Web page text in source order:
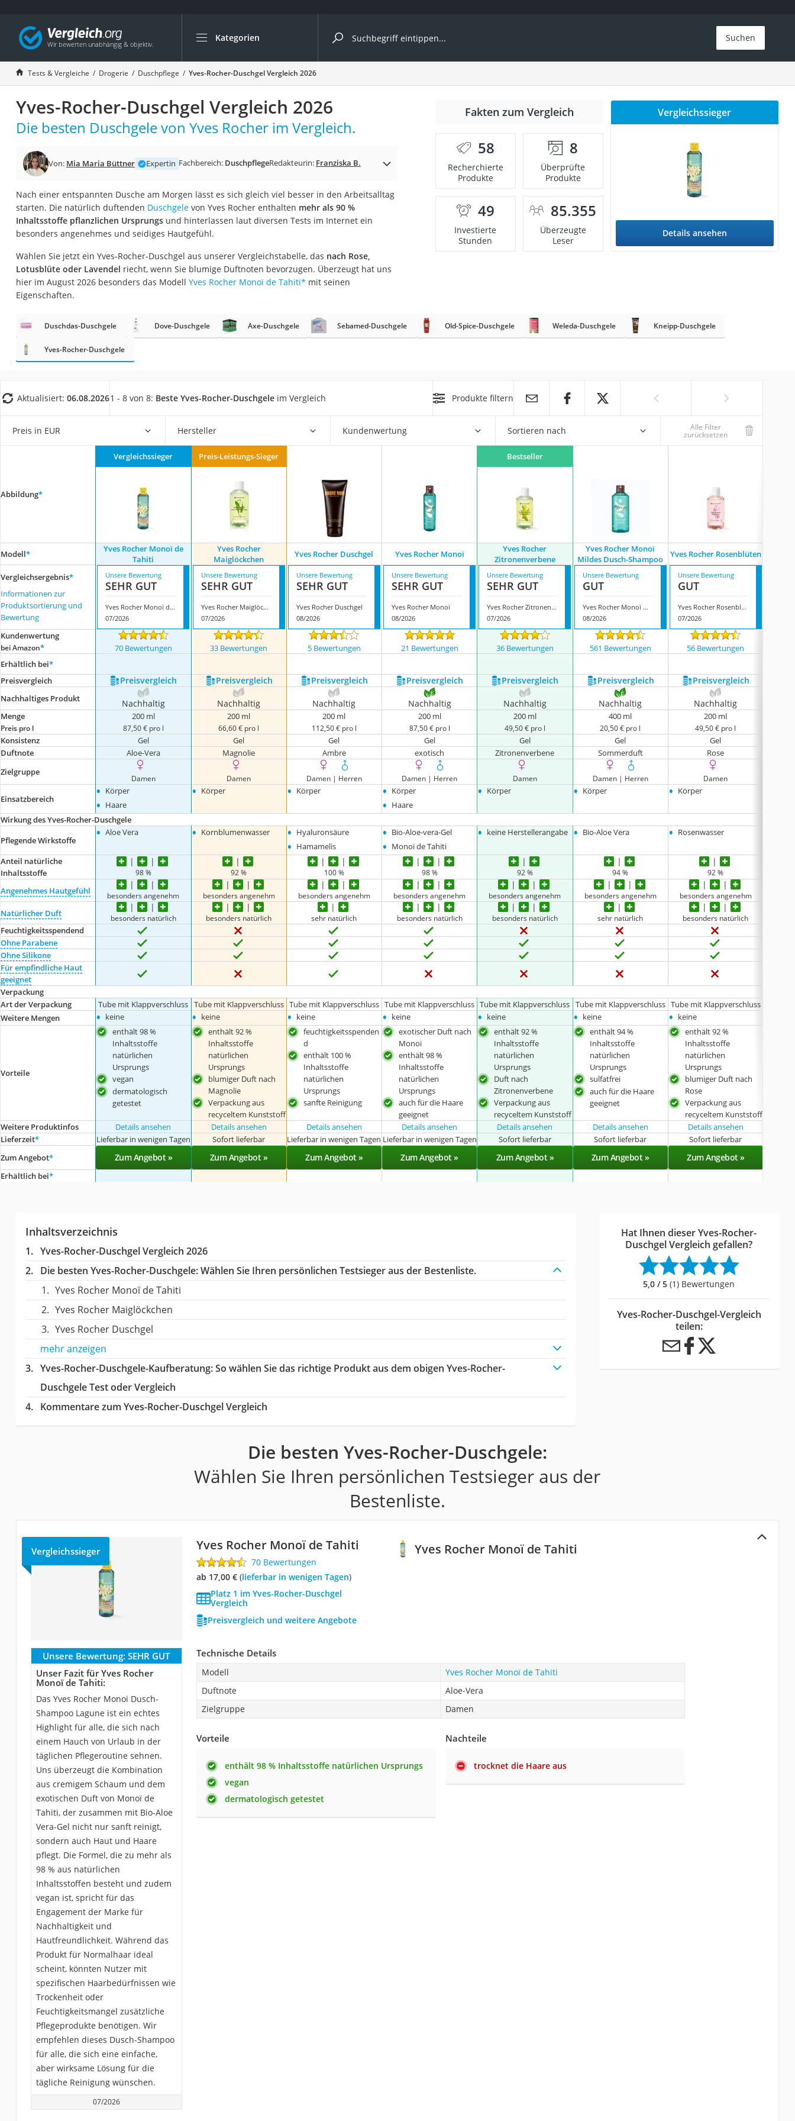
Kategorien
Die beliebtesten Vergleiche nach Kategorie
Drogerie
Inhalator
Haarschneider
Rollator
Katzenklappe (Chip)
Masturbator
Massagepistole
Epilierer
Reisehaartrockner
Eiweißpulver
Nackenmassagegerät
Schildkrötenhaus
Mineralfutter Pferd
Massagegerät
Service
Suchen
Tests & Vergleiche Drogerie Duschpflege Yves-Rocher-Duschgel Vergleich 2026
Yves-Rocher-Duschgel Vergleich 2026
Die besten Duschgele von Yves Rocher im Vergleich.
Von: Mia Maria Büttner Expertin Fachbereich: DuschpflegeRedakteurin: Franziska B.
Nach einer entspannten Dusche am Morgen lässt es sich gleich viel besser in den Arbeitsalltag
starten. Die natürlich duftenden Duschgelevon Yves Rocher enthalten mehr als 90 %
Inhaltsstoffe pflanzlichen Ursprungsund hinterlassen laut diversen Tests im Internet ein
besonders angenehmes und seidiges Hautgefühl.
Wählen Sie jetzt ein Yves-Rocher-Duschgel aus unserer Vergleichstabelle, das nach Rose,
Lotusblüte oder Lavendel riecht, wenn Sie blumige Duftnoten bevorzugen. Überzeugt hat uns
hier im August 2026 besonders das Modell Yves Rocher Monoï de Tahiti* mit seinen
Eigenschaften.
Fakten zum Vergleich
58
Recherchierte
Produkte
8
Überprüfte
Produkte
49
Investierte
Stunden
85.355
Überzeugte
Leser
Vergleichssieger
Details ansehen
Duschdas-Duschgele Dove-Duschgele Axe-Duschgele Sebamed-Duschgele Old-Spice-Duschgele Weleda-Duschgele Kneipp-Duschgele
Yves-Rocher-Duschgele
Aktualisiert: 06.08.20261 - 8 von 8: Beste Yves-Rocher-Duschgele im Vergleich Produkte filtern
Preis in EUR Hersteller Kundenwertung Sortieren nach Alle Filter
zurücksetzen
Abbildung*
Vergleichssieger Preis-Leistungs-Sieger Bestseller
Modell*
Yves Rocher Monoï de
Tahiti
Yves Rocher
Maiglöckchen
Yves Rocher Duschgel Yves Rocher Monoï
Yves Rocher
Zitronenverbene
Yves Rocher Monoï
Mildes Dusch-Shampoo
Yves Rocher Rosenblüten
Vergleichsergebnis*
Informationen zur
Produktsortierung und
Bewertung
Unsere Bewertung
SEHR GUT
Yves Rocher Monoï de Tahiti
07/2026
Unsere Bewertung
SEHR GUT
Yves Rocher Maiglöckchen
07/2026
Unsere Bewertung
SEHR GUT
Yves Rocher Duschgel
08/2026
Unsere Bewertung
SEHR GUT
Yves Rocher Monoï
08/2026
Unsere Bewertung
SEHR GUT
Yves Rocher Zitronenverbene
07/2026
Unsere Bewertung
GUT
Yves Rocher Monoï Mildes Dusch-Shampoo
08/2026
Unsere Bewertung
GUT
Yves Rocher Rosenblüten
07/2026
Kundenwertung
bei Amazon* 70 Bewertungen 33 Bewertungen 5 Bewertungen 21 Bewertungen 36 Bewertungen 561 Bewertungen 56 Bewertungen
Erhältlich bei*
Preis­vergleich
Preis­vergleich Preis­vergleich Preis­vergleich Preis­vergleich Preis­vergleich Preis­vergleich Preis­vergleich
Nachhaltiges Produkt Nachhaltig Nachhaltig Nachhaltig Nachhaltig Nachhaltig Nachhaltig Nachhaltig
Menge
Preis pro l
200 ml
87,50 € pro l
200 ml
66,60 € pro l
200 ml
112,50 € pro l
200 ml
87,50 € pro l
200 ml
49,50 € pro l
400 ml
20,50 € pro l
200 ml
49,50 € pro l
Konsistenz Gel Gel Gel Gel Gel Gel
Gel
Duftnote
Aloe-Vera Magnolie Ambre exotisch Zitronenverbene Sommerduft
Rose
Zielgruppe
Damen Damen Damen | Herren Damen | Herren Damen Damen | Herren Damen
Einsatzbereich • Körper
• Haare
• Körper • Körper • Körper
• Haare
• Körper • Körper • Körper
Wirkung des Yves-Rocher-Duschgele
Pflegende Wirkstoffe
• Aloe Vera • Kornblumenwasser • Hyaluronsäure
• Hamamelis
• Bio-Aloe-vera-Gel
• Monoï de Tahiti
• keine Herstellerangabe • Bio-Aloe Vera • Rosenwasser
Anteil natürliche
Inhaltsstoffe
98 % 92 % 100 % 98 % 92 % 94 % 92 %
Angenehmes Hautgefühl besonders angenehm besonders angenehm besonders angenehm besonders angenehm besonders angenehm besonders angenehm besonders angenehm
Natürlicher Duft besonders natürlich besonders natürlich sehr natürlich besonders natürlich besonders natürlich sehr natürlich besonders natürlich
Feuchtigkeitsspendend
Ohne Parabene
Ohne Silikone
Für empfindliche Haut
geeignet
Verpackung
Art der Verpackung
Tube mit Klappverschluss Tube mit Klappverschluss Tube mit Klappverschluss Tube mit Klappverschluss Tube mit Klappverschluss Tube mit Klappverschluss Tube mit Klappverschluss
Weitere Mengen
• keine • keine • keine • keine • keine • keine • keine
Vorteile
enthält 98 %
Inhaltsstoffe
natürlichen
Ursprungs
vegan
dermatologisch
getestet
enthält 92 %
Inhaltsstoffe
natürlichen
Ursprungs
blumiger Duft nach
Magnolie
Verpackung aus
recyceltem Kunststoff
feuchtigkeitsspenden
d
enthält 100 %
Inhaltsstoffe
natürlichen
Ursprungs
sanfte Reinigung
exotischer Duft nach
Monoï
enthält 98 %
Inhaltsstoffe
natürlichen
Ursprungs
auch für die Haare
geeignet
enthält 92 %
Inhaltsstoffe
natürlichen
Ursprungs
Duft nach
Zitronenverbene
Verpackung aus
recyceltem Kunststoff
enthält 94 %
Inhaltsstoffe
natürlichen
Ursprungs
sulfatfrei
auch für die Haare
geeignet
enthält 92 %
Inhaltsstoffe
natürlichen
Ursprungs
blumiger Duft nach
Rose
Verpackung aus
recyceltem Kunststoff
Weitere Produktinfos Details ansehen Details ansehen Details ansehen Details ansehen Details ansehen Details ansehen Details ansehen
Lieferzeit* Lieferbar in wenigen Tagen Sofort lieferbar Lieferbar in wenigen Tagen Lieferbar in wenigen Tagen Sofort lieferbar Sofort lieferbar Sofort lieferbar
Zum Angebot* Zum Angebot » Zum Angebot » Zum Angebot » Zum Angebot » Zum Angebot » Zum Angebot » Zum Angebot »
Erhältlich bei*
Inhaltsverzeichnis
Yves-Rocher-Duschgel Vergleich 2026
Die besten Yves-Rocher-Duschgele:Wählen Sie Ihren persönlichen Testsieger aus der Bestenliste.
Yves Rocher Monoï de Tahiti
Yves Rocher Maiglöckchen
Yves Rocher Duschgel
mehr anzeigen
Yves-Rocher-Duschgele-Kaufberatung: So wählen Sie das richtige Produkt aus dem obigen Yves-Rocher-
Duschgele Test oder Vergleich
Kommentare zum Yves-Rocher-Duschgel Vergleich
Hat Ihnen dieser Yves-Rocher-
Duschgel Vergleich gefallen?
5,0 / 5 (1) Bewertungen
Yves-Rocher-Duschgel-Vergleich
teilen:
Die besten Yves-Rocher-Duschgele:
Wählen Sie Ihren persönlichen Testsieger aus der
Bestenliste.
Yves Rocher Monoï de Tahiti
Vergleichssieger Yves Rocher Monoï de Tahiti
70 Bewertungen
ab 17,00 €( Lieferbar in wenigen Tagen)
Platz 1 im Yves-Rocher-Duschgel
Vergleich
Preisvergleich und weitere Angebote
Unsere Bewertung: SEHR GUT
Unser Fazit für Yves Rocher
Monoï de Tahiti:
Das Yves Rocher Monoi Dusch-
Shampoo Lagune ist ein echtes
Highlight für alle, die sich nach
einem Hauch von Urlaub in der
täglichen Pflegeroutine sehnen.
Uns überzeugt die Kombination
aus cremigem Schaum und dem
exotischen Duft von Monoï de
Tahiti, der zusammen mit Bio-Aloe
Vera-Gel nicht nur sanft reinigt,
sondern auch Haut und Haare
pflegt. Die Formel, die zu mehr als
98 % aus natürlichen
Inhaltsstoffen besteht und zudem
vegan ist, spricht für das
Engagement der Marke für
Nachhaltigkeit und
Hautfreundlichkeit. Während das
Produkt für Normalhaar ideal
scheint, könnten Nutzer mit
spezifischen Haarbedürfnissen wie
Trockenheit oder
Feuchtigkeitsmangel zusätzliche
Pflegeprodukte benötigen. Wir
empfehlen dieses Dusch-Shampoo
für alle, die sich eine einfache,
aber wirksame Lösung für die
tägliche Reinigung wünschen.
07/2026
Technische Details
Modell
Yves Rocher Monoï de Tahiti
Duftnote
Aloe-Vera
Zielgruppe
Damen
Vorteile
enthält 98 % Inhaltsstoffe natürlichen Ursprungs
vegan
dermatologisch getestet
Nachteile
trocknet die Haare aus